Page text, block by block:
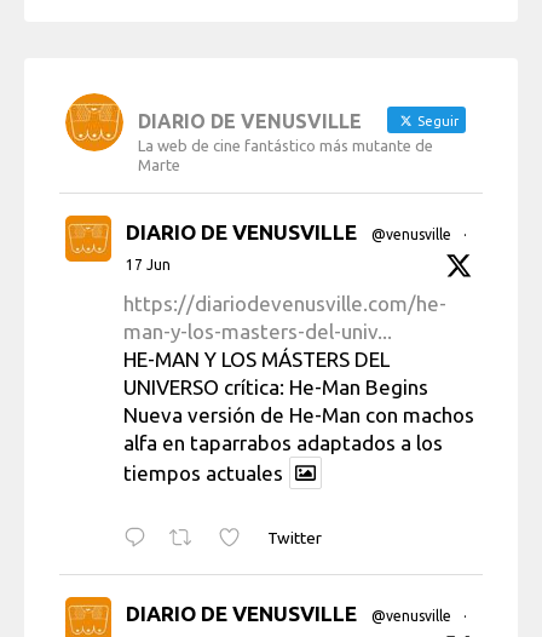
DIARIO DE VENUSVILLE Seguir
La web de cine fantástico más mutante de
Marte
DIARIO DE VENUSVILLE @venusville
·
17 Jun
https://diariodevenusville.com/he-
man-y-los-masters-del-univ...
HE-MAN Y LOS MÁSTERS DEL
UNIVERSO crítica: He-Man Begins
Nueva versión de He-Man con machos
alfa en taparrabos adaptados a los
tiempos actuales
Twitter
DIARIO DE VENUSVILLE @venusville
·